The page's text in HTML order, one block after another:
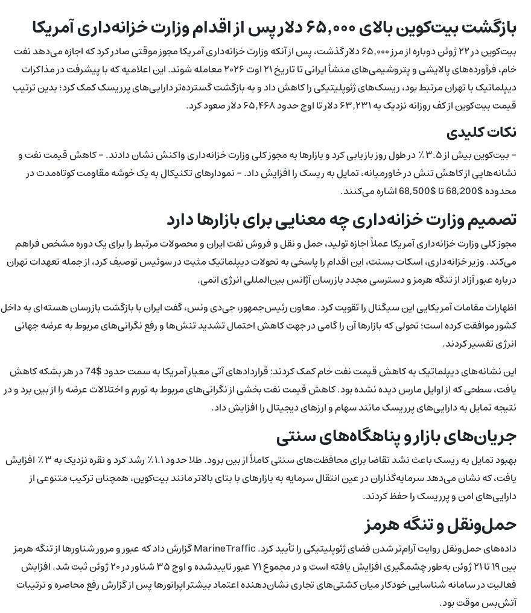
بازگشت بیت‌کوین بالای ۶۵٬۰۰۰ دلار پس از اقدام وزارت خزانه‌داری آمریکا
بیت‌کوین در ۲۲ ژوئن دوباره از مرز ۶۵٬۰۰۰ دلار گذشت، پس از آنکه وزارت خزانه‌داری آمریکا مجوز موقتی صادر کرد که اجازه می‌دهد نفت
خام، فرآورده‌های پالایشی و پتروشیمی‌های منشأ ایرانی تا تاریخ ۲۱ اوت ۲۰۲۶ معامله شوند. این اعلامیه که با پیشرفت در مذاکرات
دیپلماتیک با تهران مرتبط بود، ریسک‌های ژئوپلیتیکی را کاهش داد و به بازگشت گسترده‌تر دارایی‌های پرریسک کمک کرد؛ بدین ترتیب
قیمت بیت‌کوین از کف روزانه نزدیک به ۶۳٬۲۳۱ دلار تا اوج حدود ۶۵٬۴۶۸ دلار صعود کرد.
نکات کلیدی
- بیت‌کوین بیش از ۳.۵٪ در طول روز بازیابی کرد و بازارها به مجوز کلی وزارت خزانه‌داری واکنش نشان دادند. - کاهش قیمت نفت و
نشانه‌هایی از کاهش تنش در خاورمیانه، تمایل به ریسک را افزایش داد. - نمودارهای تکنیکال به یک خوشه مقاومت کوتاه‌مدت در
محدوده $68,200 تا $68,500 اشاره می‌کنند.
تصمیم وزارت خزانه‌داری چه معنایی برای بازارها دارد
مجوز کلی وزارت خزانه‌داری آمریکا عملاً اجازه تولید، حمل و نقل و فروش نفت ایران و محصولات مرتبط را برای یک دوره مشخص فراهم
می‌کند. وزیر خزانه‌داری، اسکات بسنت، این اقدام را پاسخی به تحولات دیپلماتیک مثبت در سوئیس توصیف کرد، از جمله تعهدات تهران
درباره عبور آزاد از تنگه هرمز و دسترسی مجدد بازرسان آژانس بین‌المللی انرژی اتمی.
اظهارات مقامات آمریکایی این سیگنال را تقویت کرد. معاون رئیس‌جمهور، جی‌دی ونس، گفت ایران با بازگشت بازرسان هسته‌ای به داخل
کشور موافقت کرده است؛ تحولی که بازارها آن را گامی در جهت کاهش احتمال تشدید تنش‌ها و رفع نگرانی‌های مربوط به عرضه جهانی
انرژی تفسیر کردند.
این نشانه‌های دیپلماتیک به کاهش قیمت نفت خام کمک کردند: قراردادهای آتی معیار آمریکا به سمت حدود $74 در هر بشکه کاهش
یافت، سطحی که از اوایل مارس دیده نشده بود. کاهش قیمت نفت بخشی از نگرانی‌های مربوط به تورم و اختلالات عرضه را از بین برد و در
نتیجه تمایل به دارایی‌های پرریسک مانند سهام و ارزهای دیجیتال را افزایش داد.
جریان‌های بازار و پناهگاه‌های سنتی
بهبود تمایل به ریسک باعث نشد تقاضا برای محافظت‌های سنتی کاملاً از بین برود. طلا حدود ۱.۱٪ رشد کرد و نقره نزدیک به ۳٪ افزایش
یافت، که نشان می‌دهد سرمایه‌گذاران در عین انتقال سرمایه به بازارهای با بتای بالاتر مانند بیت‌کوین، همچنان ترکیب متنوعی از
دارایی‌های امن و پرریسک را حفظ کردند.
حمل‌ونقل و تنگه هرمز
داده‌های حمل‌ونقل روایت آرام‌تر شدن فضای ژئوپلیتیکی را تأیید کرد. MarineTraffic گزارش داد که عبور و مرور شناورها از تنگه هرمز
بین ۱۹ تا ۲۱ ژوئن به‌طور چشمگیری افزایش یافته است و در مجموع ۷۱ عبور تاییدشده و اوج ۳۵ شناور در ۲۰ ژوئن ثبت شد. افزایش
فعالیت در سامانه شناسایی خودکار میان کشتی‌های تجاری نشان‌دهنده اعتماد بیشتر اپراتورها پس از گزارش رفع محاصره و ترتیبات
آتش‌بس موقت بود.